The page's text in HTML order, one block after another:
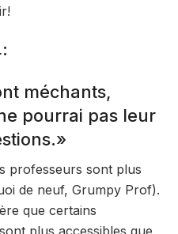
méchants,
pourrai pas leur
professeurs sont plus
de neuf, Grumpy Prof).
que certains